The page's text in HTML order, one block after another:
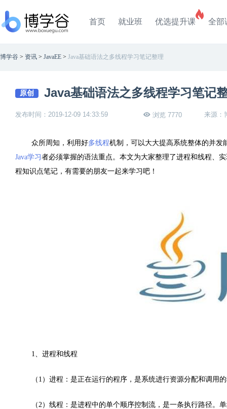
首页 就业班 优选提升课 全部
博学谷 > 资讯 > JavaEE > Java基础语法之多线程学习笔记整理
原创 Java基础语法之多线程学习笔记
发布时间：2019-12-09 14:33:59 浏览 7770 来源：
众所周知，利用好多线程机制，可以大大提高系统整体的并发
Java学习 者必须掌握的语法重点。本文为大家整理了进程和线程、
程知识点笔记，有需要的朋友一起来学习吧！
1、进程和线程
（1）进程：是正在运行的程序，是系统进行资源分配和调
（2）线程：是进程中的单个顺序控制流，是一条执行路径